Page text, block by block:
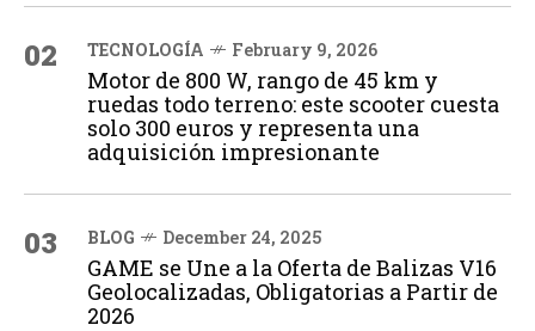
02 TECNOLOGÍA February 9, 2026
Motor de 800 W, rango de 45 km y
ruedas todo terreno: este scooter cuesta
solo 300 euros y representa una
adquisición impresionante
03 BLOG December 24, 2025
GAME se Une a la Oferta de Balizas V16
Geolocalizadas, Obligatorias a Partir de
2026